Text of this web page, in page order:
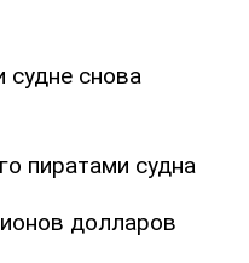
судне снова
пиратами судна
долларов